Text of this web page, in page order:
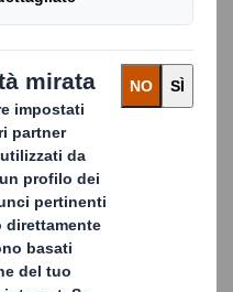
Revisione Contabile